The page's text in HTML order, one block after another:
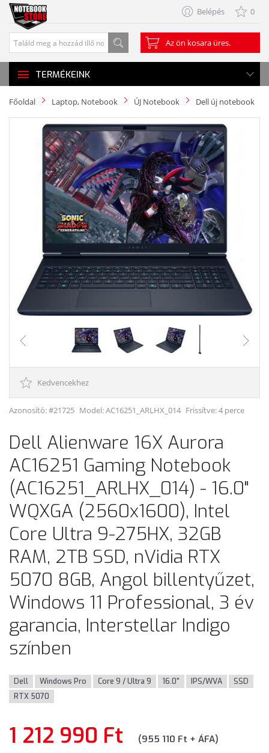
Belépés 0
Az ön kosara üres.
TERMÉKEINK
Főoldal Laptop, Notebook ÚJ Notebook Dell új notebook
Kedvencekhez
Azonosító: #21725 Model:AC16251_ARLHX_014 Frissítve: 4 perce
Dell Alienware 16X Aurora
AC16251 Gaming Notebook
(AC16251_ARLHX_014) - 16.0"
WQXGA (2560x1600), Intel
Core Ultra 9-275HX, 32GB
RAM, 2TB SSD, nVidia RTX
5070 8GB, Angol billentyűzet,
Windows 11 Professional, 3 év
garancia, Interstellar Indigo
színben
Dell Windows Pro Core 9 / Ultra 9 16.0" IPS/WVA
SSD
RTX 5070
1 212 990 Ft (955 110 Ft + ÁFA)